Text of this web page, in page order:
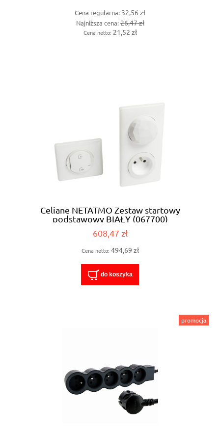
Cena regularna:32,56 zł
Najniższa cena:26,47 zł
Cena netto: 21,52 zł
Celiane NETATMO Zestaw startowy
podstawowy BIAŁY (067700)
608,47 zł
Cena netto: 494,69 zł
do koszyka
promocja